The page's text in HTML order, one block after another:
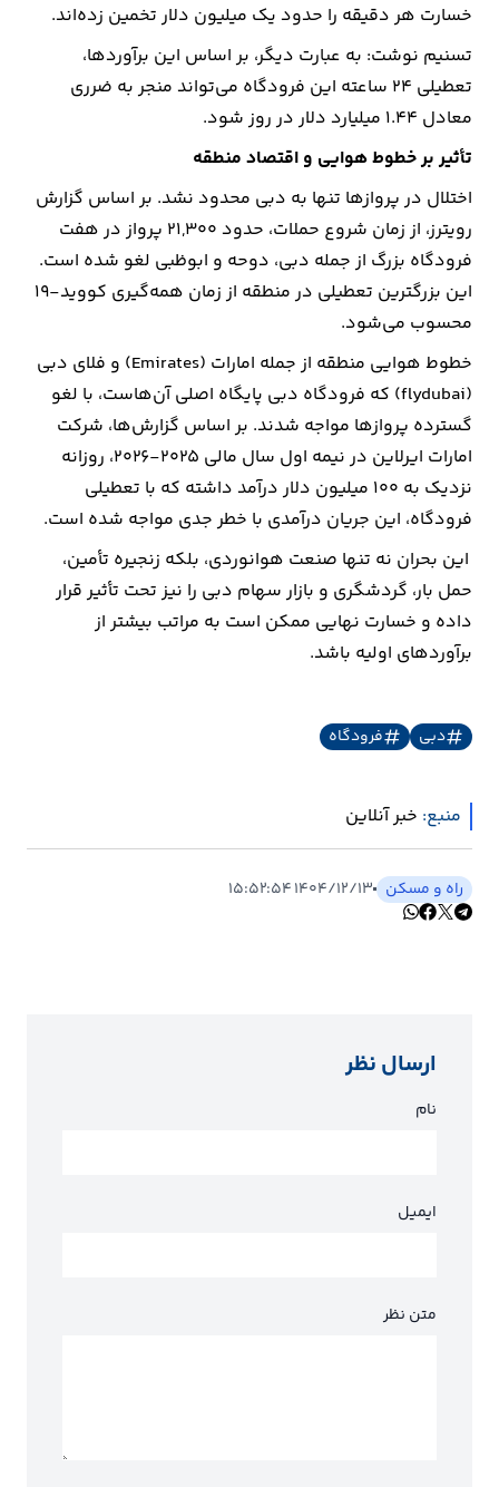
ارتباطات
خودرو
عمومی
نوتیف
شناور
خسارت هر دقیقه را حدود یک میلیون دلار تخمین زده‌اند.
تسنیم نوشت: به عبارت دیگر، بر اساس این برآوردها،
تعطیلی ۲۴ ساعته این فرودگاه می‌تواند منجر به ضرری
معادل ۱.۴۴ میلیارد دلار در روز شود.
تأثیر بر خطوط هوایی و اقتصاد منطقه
اختلال در پروازها تنها به دبی محدود نشد. بر اساس گزارش
رویترز، از زمان شروع حملات، حدود ۲۱,۳۰۰ پرواز در هفت
فرودگاه بزرگ از جمله دبی، دوحه و ابوظبی لغو شده است.
این بزرگترین تعطیلی در منطقه از زمان همه‌گیری کووید-۱۹
محسوب می‌شود.
خطوط هوایی منطقه از جمله امارات (Emirates) و فلای دبی
(flydubai) که فرودگاه دبی پایگاه اصلی آن‌هاست، با لغو
گسترده پروازها مواجه شدند. بر اساس گزارش‌ها، شرکت
امارات ایرلاین در نیمه اول سال مالی ۲۰۲۵-۲۰۲۶، روزانه
نزدیک به ۱۰۰ میلیون دلار درآمد داشته که با تعطیلی
فرودگاه، این جریان درآمدی با خطر جدی مواجه شده است.
این بحران نه تنها صنعت هوانوردی، بلکه زنجیره تأمین،
حمل بار، گردشگری و بازار سهام دبی را نیز تحت تأثیر قرار
داده و خسارت نهایی ممکن است به مراتب بیشتر از
برآوردهای اولیه باشد.
دبی فرودگاه
منبع: خبر آنلاین
راه و مسکن ۱۴۰۴/۱۲/۱۳ ۱۵:۵۲:۵۴
ارسال نظر
نام
ایمیل
متن نظر